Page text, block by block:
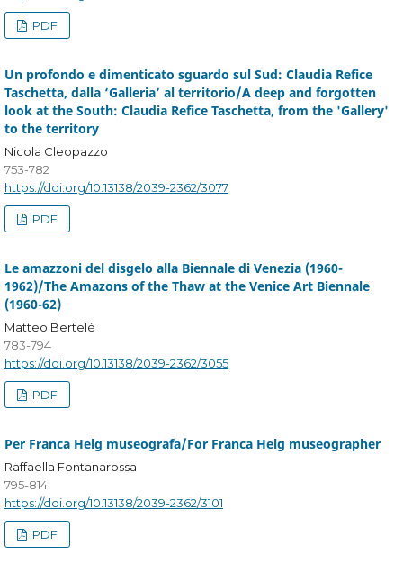
PDF
Un profondo e dimenticato sguardo sul Sud: Claudia Refice
Taschetta, dalla ‘Galleria’ al territorio/A deep and forgotten
look at the South: Claudia Refice Taschetta, from the 'Gallery'
to the territory
Nicola Cleopazzo
753-782
https://doi.org/10.13138/2039-2362/3077
PDF
Le amazzoni del disgelo alla Biennale di Venezia (1960-
1962)/The Amazons of the Thaw at the Venice Art Biennale
(1960-62)
Matteo Bertelé
783-794
https://doi.org/10.13138/2039-2362/3055
PDF
Per Franca Helg museografa/For Franca Helg museographer
Raffaella Fontanarossa
795-814
https://doi.org/10.13138/2039-2362/3101
PDF